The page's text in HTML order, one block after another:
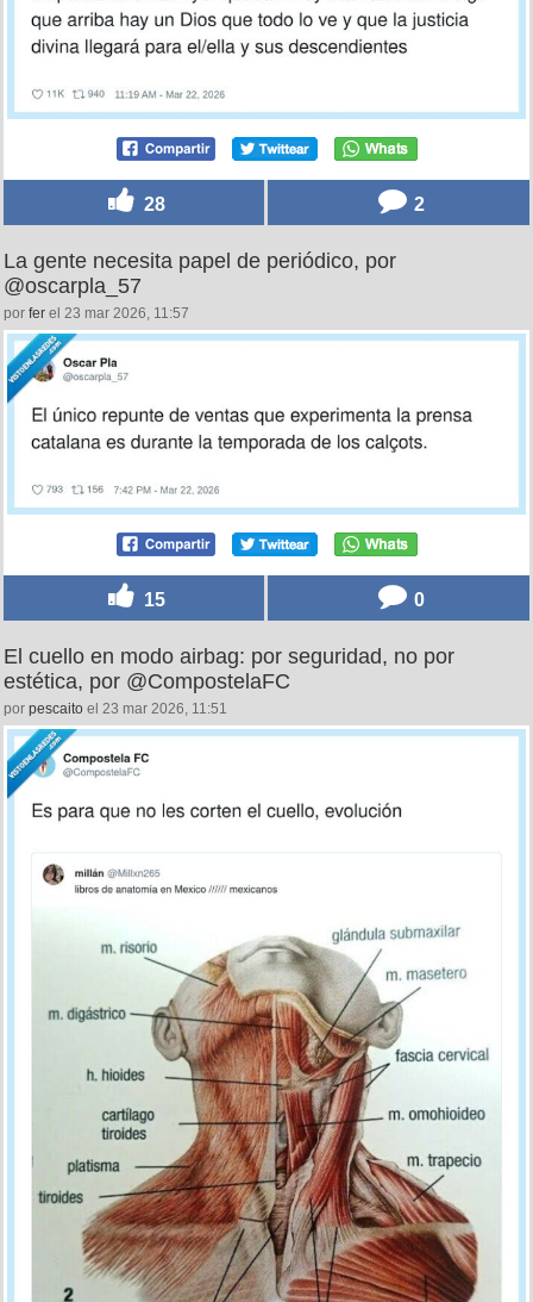
28 2
La gente necesita papel de periódico, por
@oscarpla_57
por fer el 23 mar 2026, 11:57
15 0
El cuello en modo airbag: por seguridad, no por
estética, por @CompostelaFC
por pescaito el 23 mar 2026, 11:51